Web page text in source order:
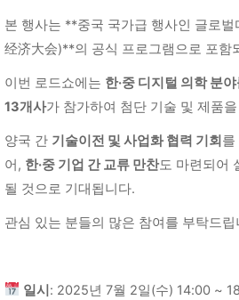
본 행사는 **중국 국가급 행사인 글로
经济大会)**의 공식 프로그램으로 포함
이번 로드쇼에는 한·중 디지털 의학 분
13개사가 참가하여 첨단 기술 및 제품
양국 간 기술이전 및 사업화 협력 기회를
어, 한·중 기업 간 교류 만찬도 마련되어
될 것으로 기대됩니다.
관심 있는 분들의 많은 참여를 부탁드립
일시: 2025년 7월 2일(수) 14:00 ~